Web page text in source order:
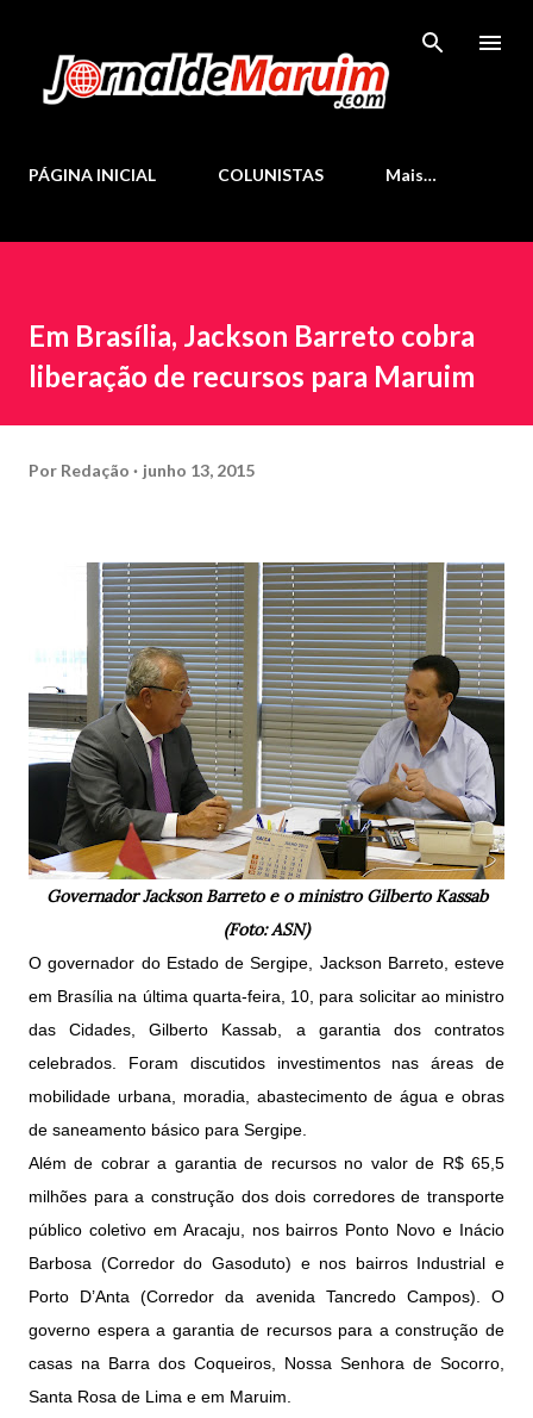
PÁGINA INICIAL COLUNISTAS Mais…
Em Brasília, Jackson Barreto cobra
liberação de recursos para Maruim
Por Redação junho 13, 2015
Governador Jackson Barreto e o ministro Gilberto Kassab
(Foto: ASN)
O governador do Estado de Sergipe, Jackson Barreto, esteve
em Brasília na última quarta-feira, 10, para solicitar ao ministro
das Cidades, Gilberto Kassab, a garantia dos contratos
celebrados. Foram discutidos investimentos nas áreas de
mobilidade urbana, moradia, abastecimento de água e obras
de saneamento básico para Sergipe.
Além de cobrar a garantia de recursos no valor de R$ 65,5
milhões para a construção dos dois corredores de transporte
público coletivo em Aracaju, nos bairros Ponto Novo e Inácio
Barbosa (Corredor do Gasoduto) e nos bairros Industrial e
Porto D’Anta (Corredor da avenida Tancredo Campos). O
governo espera a garantia de recursos para a construção de
casas na Barra dos Coqueiros, Nossa Senhora de Socorro,
Santa Rosa de Lima e em Maruim.